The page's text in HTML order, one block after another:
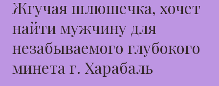
Жгучая шлюшечка, хочет
найти мужчину для
незабываемого глубокого
минета г. Харабаль